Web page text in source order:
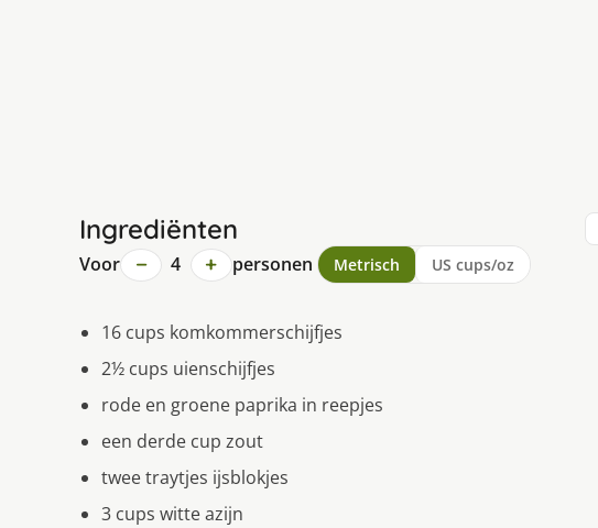
Ingrediënten
Voor − 4 + personen Metrisch US cups/oz
16 cups komkommerschijfjes
2½ cups uienschijfjes
rode en groene paprika in reepjes
een derde cup zout
twee traytjes ijsblokjes
3 cups witte azijn